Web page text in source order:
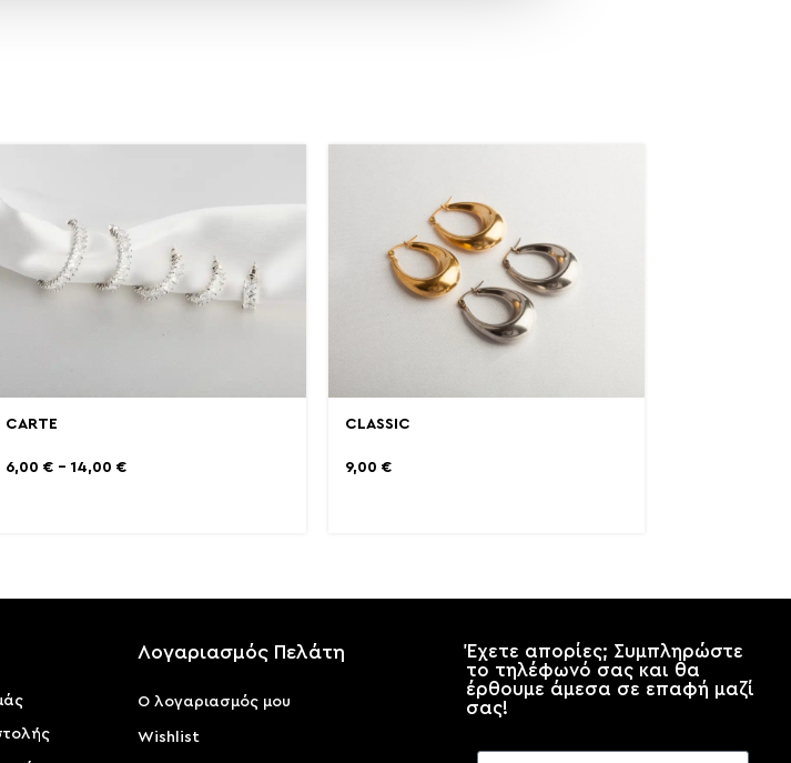
CARTE
6,00 € – 14,00 €
CLASSIC
9,00 €
Λογαριασμός Πελάτη
Ο λογαριασμός μου
Wishlist
Έχετε απορίες; Συμπληρώστε
το τηλέφωνό σας και θα
έρθουμε άμεσα σε επαφή μαζί
σας!